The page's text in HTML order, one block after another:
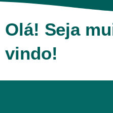
Olá! Seja
vindo!